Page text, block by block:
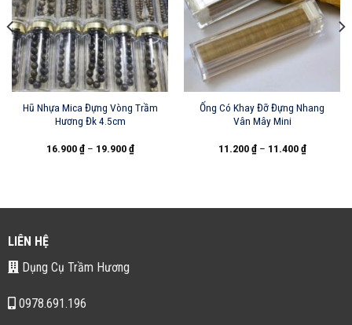
Hũ Nhựa Mica Đựng Vòng Trầm
Hương Đk 4.5cm
16.900₫– 19.900₫
Ống Có Khay Đỡ Đựng Nhang
Vân Mây Mini
11.200₫– 11.400₫
LIÊN HỆ
Dụng Cụ Trầm Hương
0978.691.196